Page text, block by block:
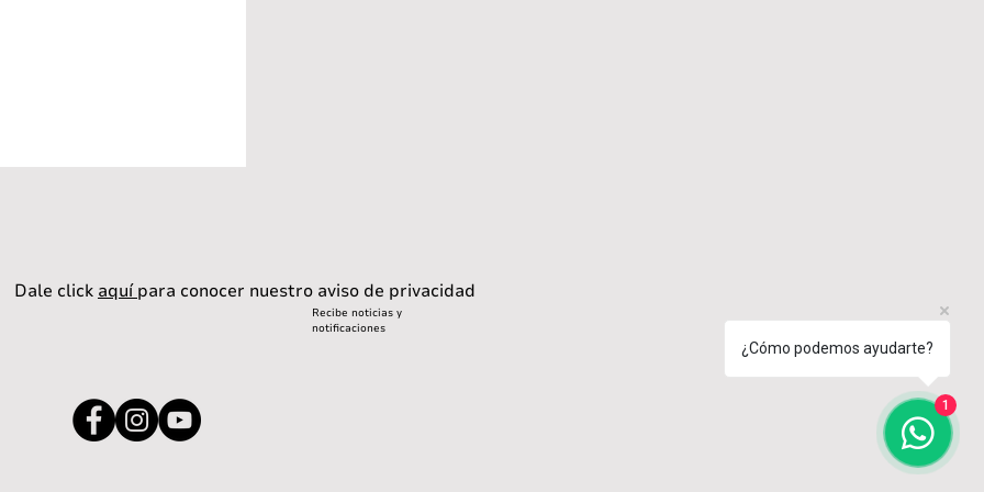
Dale click aquípara conocer nuestro aviso de privacidad
Recibe noticias y
notificaciones
¿Cómo podemos ayudarte?
1